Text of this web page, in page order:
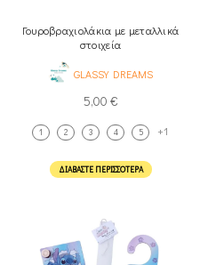
Γουροβραχιολάκια με μεταλλικά
στοιχεία
GLASSY DREAMS
5,00 €
1 2 3 4 5 +1
ΔΙΑΒΆΣΤΕ ΠΕΡΙΣΣΌΤΕΡΑ